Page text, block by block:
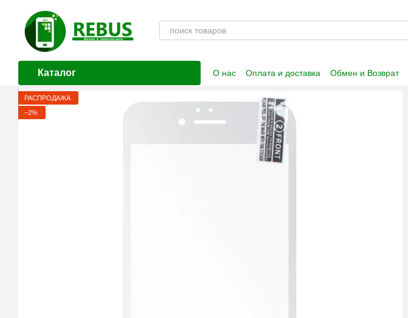
Перейти к основному контенту
Каталог О нас Оплата и доставка Обмен и Возврат
РАСПРОДАЖА
−2%